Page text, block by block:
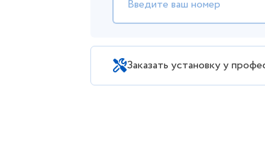
Заказать установку у